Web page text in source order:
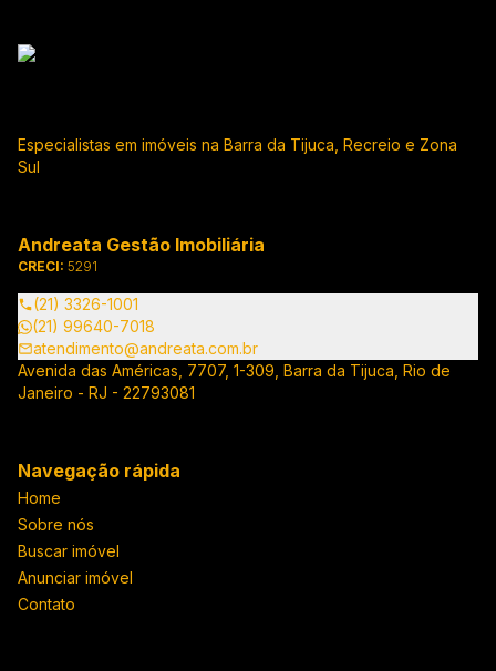
Especialistas em imóveis na Barra da Tijuca, Recreio e Zona
Sul
Andreata Gestão Imobiliária
CRECI: 5291
(21) 3326-1001
(21) 99640-7018
atendimento@andreata.com.br
Avenida das Américas, 7707, 1-309, Barra da Tijuca, Rio de
Janeiro - RJ - 22793081
Navegação rápida
Home
Sobre nós
Buscar imóvel
Anunciar imóvel
Contato